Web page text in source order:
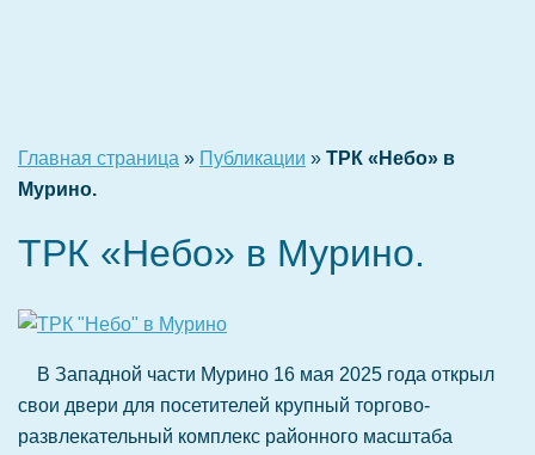
Главная страница » Публикации » ТРК «Небо» в
Мурино.
ТРК «Небо» в Мурино.
В Западной части Мурино 16 мая 2025 года открыл
свои двери для посетителей крупный торгово-
развлекательный комплекс районного масштаба